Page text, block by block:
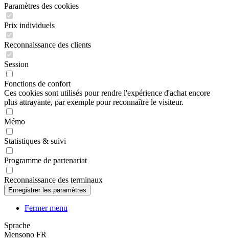
Paramètres des cookies
Prix individuels
Reconnaissance des clients
Session
Fonctions de confort
Ces cookies sont utilisés pour rendre l'expérience d'achat encore
plus attrayante, par exemple pour reconnaître le visiteur.
Mémo
Statistiques & suivi
Programme de partenariat
Reconnaissance des terminaux
Fermer menu
Sprache
Mensono FR